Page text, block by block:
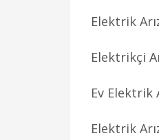
Elektrik
Elektrikçi
Ev Elektrik
Elektrik